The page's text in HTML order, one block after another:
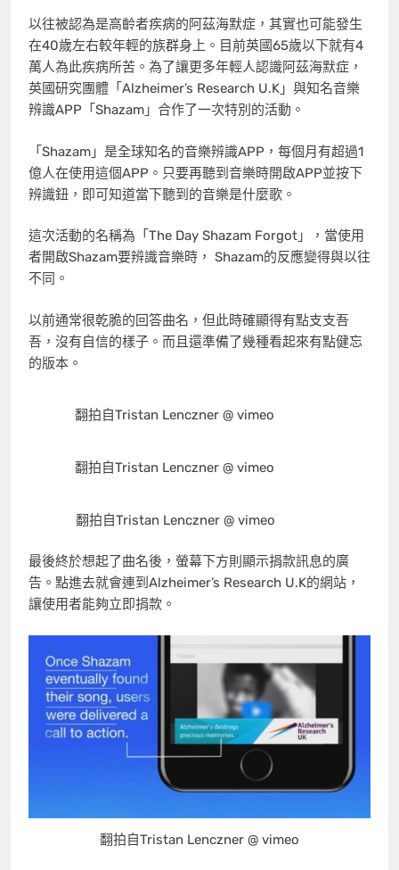
以往被認為是高齡者疾病的阿茲海默症，其實也可能發生
在40歲左右較年輕的族群身上。目前英國65歲以下就有4
萬人為此疾病所苦。為了讓更多年輕人認識阿茲海默症，
英國研究團體「Alzheimer’s Research U.K」與知名音樂
辨識APP「Shazam」合作了一次特別的活動。
「Shazam」是全球知名的音樂辨識APP，每個月有超過1
億人在使用這個APP。只要再聽到音樂時開啟APP並按下
辨識鈕，即可知道當下聽到的音樂是什麼歌。
這次活動的名稱為「The Day Shazam Forgot」，當使用
者開啟Shazam要辨識音樂時， Shazam的反應變得與以往
不同。
以前通常很乾脆的回答曲名，但此時確顯得有點支支吾
吾，沒有自信的樣子。而且還準備了幾種看起來有點健忘
的版本。
翻拍自Tristan Lenczner @ vimeo
翻拍自Tristan Lenczner @ vimeo
翻拍自Tristan Lenczner @ vimeo
最後終於想起了曲名後，螢幕下方則顯示捐款訊息的廣
告。點進去就會連到Alzheimer’s Research U.K的網站，
讓使用者能夠立即捐款。
翻拍自Tristan Lenczner @ vimeo